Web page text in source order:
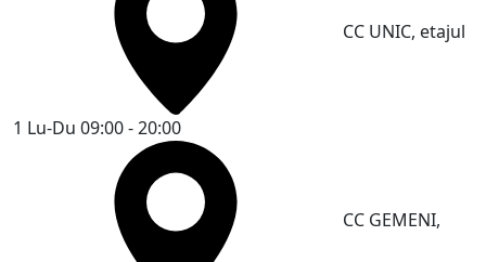
CC UNIC, etajul
1 Lu-Du 09:00 - 20:00
CC GEMENI,